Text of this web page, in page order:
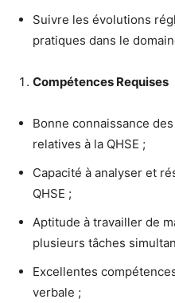
Suivre les évolutions
pratiques dans le
Compétences Requises
Bonne connaissance
relatives à la QHSE ;
Capacité à analyser et
QHSE ;
Aptitude à travailler de
plusieurs tâches
Excellentes
verbale ;